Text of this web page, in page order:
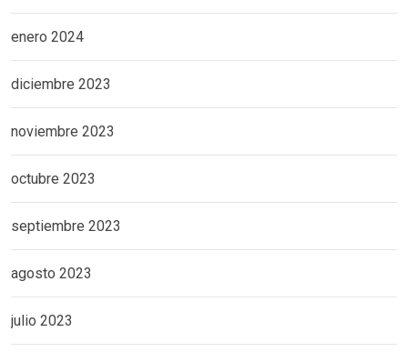
enero 2024
diciembre 2023
noviembre 2023
octubre 2023
septiembre 2023
agosto 2023
julio 2023